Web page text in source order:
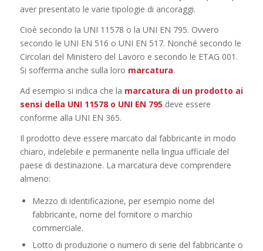
aver presentato le varie tipologie di ancoraggi.
Cioè secondo la UNI 11578 o la UNI EN 795. Ovvero
secondo le UNI EN 516 o UNI EN 517. Nonché secondo le
Circolari del Ministero del Lavoro e secondo le ETAG 001.
Si sofferma anche sulla loro marcatura.
Ad esempio si indica che la marcatura di un prodotto ai
sensi della UNI 11578 o UNI EN 795 deve essere
conforme alla UNI EN 365.
Il prodotto deve essere marcato dal fabbricante in modo
chiaro, indelebile e permanente nella lingua ufficiale del
paese di destinazione. La marcatura deve comprendere
almeno:
Mezzo di identificazione, per esempio nome del
fabbricante, nome del fornitore o marchio
commerciale.
Lotto di produzione o numero di serie del fabbricante o